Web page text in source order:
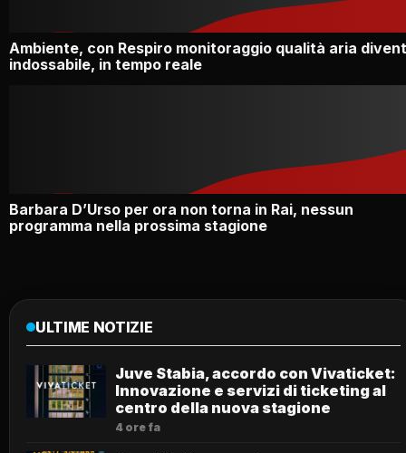
Ambiente, con Respiro monitoraggio qualità aria
indossabile, in tempo reale
Barbara D’Urso per ora non torna in Rai, nessun
programma nella prossima stagione
ULTIME NOTIZIE
Juve Stabia, accordo con Vivaticket:
Innovazione e servizi di ticketing al
centro della nuova stagione
4 ore fa